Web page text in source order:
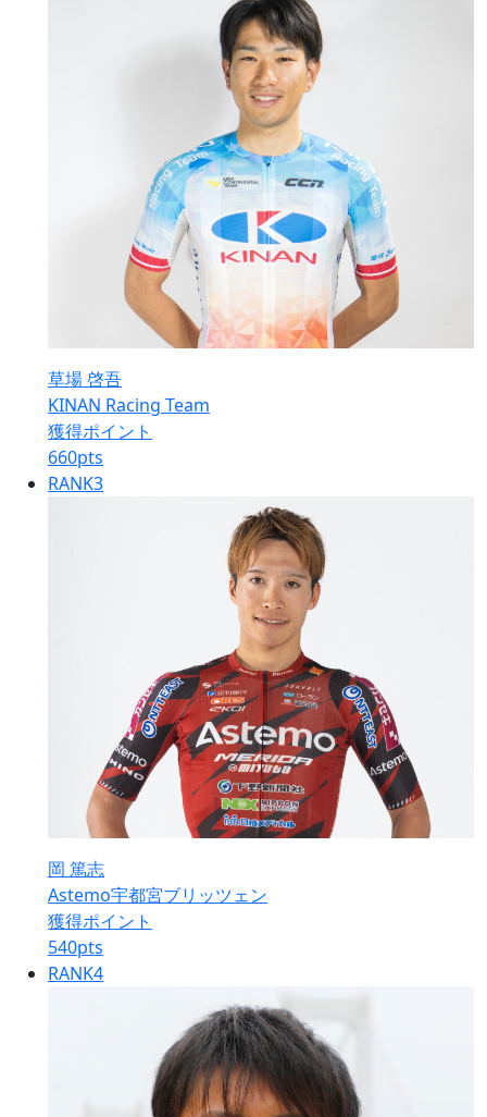
草場 啓吾
KINAN Racing Team
獲得ポイント
660pts
RANK3
岡 篤志
Astemo宇都宮ブリッツェン
獲得ポイント
540pts
RANK4